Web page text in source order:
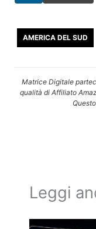
AMERICA DEL SUD
Matrice Digitale
qualità di Affiliato
Leggi